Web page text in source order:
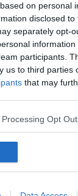
on personal
disclosed
separately opt-
participants.
us to third parties
that may
Opt
multietnica "in
Music House,
una
oltre i confini al
massacrata a colpi
per il Calcit,